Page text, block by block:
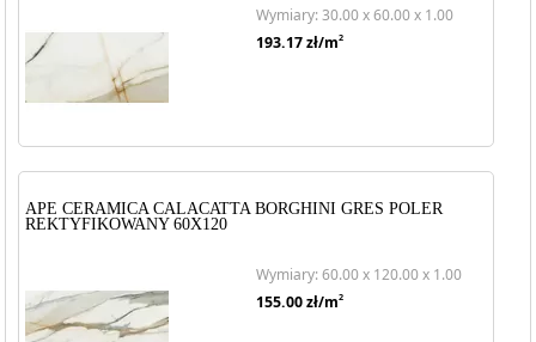
Wymiary: 30.00 x 60.00 x 1.00
193.17zł/m2
APE CERAMICA CALACATTA BORGHINI GRES POLER
REKTYFIKOWANY 60X120
Wymiary: 60.00 x 120.00 x 1.00
155.00zł/m2